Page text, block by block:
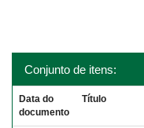
Conjunto de itens:
Data do
documento
Título